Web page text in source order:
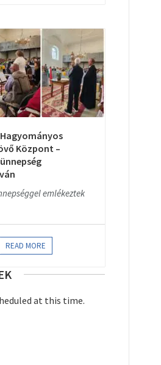
Központ –
emlékeztek
READ MORE
at this time.